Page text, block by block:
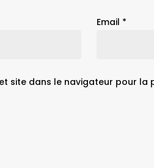
Email *
site dans le navigateur pour